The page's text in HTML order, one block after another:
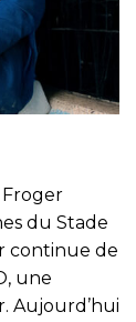
Froger
du Stade
continue de
une
Aujourd’hui